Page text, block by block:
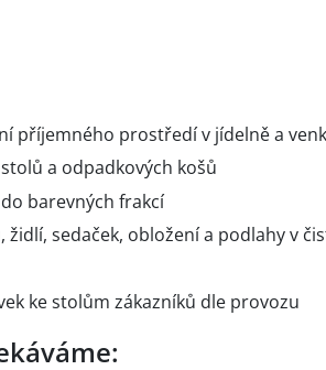
příjemného prostředí v jídelně a
a odpadkových košů
barevných frakcí
židlí, sedaček, obložení a podlahy v
ke stolům zákazníků dle provozu